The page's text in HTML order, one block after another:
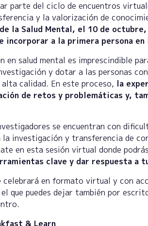
parte del ciclo de encuentros
y la valorización de
la Salud Mental, el 10 de octubre,
incorporar a la primera persona
en salud mental es imprescindible
y dotar a las personas
alta calidad. En este proceso, la
de retos y problemáticas y,
se encuentran con
la investigación y transferencia de
en esta sesión virtual donde podrás
clave y dar respuesta a
celebrará en formato virtual y con
el que puedes dejar también por
& Learn